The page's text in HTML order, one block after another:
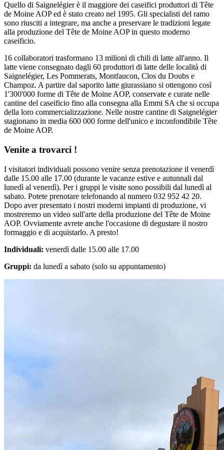
Quello di Saignelégier è il maggiore dei caseifici produttori di Tête
de Moine AOP ed è stato creato nel 1995. Gli specialisti del ramo
sono riusciti a integrare, ma anche a preservare le tradizioni legate
alla produzione del Tête de Moine AOP in questo moderno
caseificio.
16 collaboratori trasformano 13 milioni di chili di latte all'anno. Il
latte viene consegnato dagli 60 produttori di latte delle località di
Saignelégier, Les Pommerats, Montfaucon, Clos du Doubs e
Champoz. A partire dal saporito latte giurassiano si ottengono così
1'300'000 forme di Tête de Moine AOP, conservate e curate nelle
cantine del caseificio fino alla consegna alla Emmi SA che si occupa
della loro commercializzazione. Nelle nostre cantine di Saignelégier
stagionano in media 600 000 forme dell'unico e inconfondibile Tête
de Moine AOP.
Venite a trovarci !
I visitatori individuali possono venire senza prenotazione il venerdì
dalle 15.00 alle 17.00 (durante le vacanze estive e autunnali dal
lunedì al venerdì). Per i gruppi le visite sono possibili dal lunedì al
sabato. Potete prenotare telefonando al numero 032 952 42 20.
Dopo aver presentato i nostri moderni impianti di produzione, vi
mostreremo un video sull'arte della produzione del Tête de Moine
AOP. Ovviamente avrete anche l'occasione di degustare il nostro
formaggio e di acquistarlo. A presto!
Individuali: venerdì dalle 15.00 alle 17.00
Gruppi: da lunedì a sabato (solo su appuntamento)